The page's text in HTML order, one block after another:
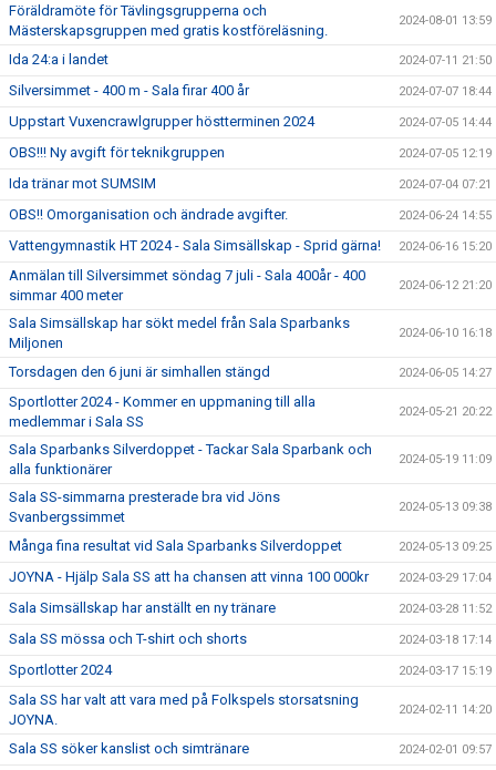
Föräldramöte för Tävlingsgrupperna och
Mästerskapsgruppen med gratis kostföreläsning.
2024-08-01 13:59
Ida 24:a i landet 2024-07-11 21:50
Silversimmet - 400 m - Sala firar 400 år 2024-07-07 18:44
Uppstart Vuxencrawlgrupper höstterminen 2024 2024-07-05 14:44
OBS!!! Ny avgift för teknikgruppen 2024-07-05 12:19
Ida tränar mot SUMSIM 2024-07-04 07:21
OBS!! Omorganisation och ändrade avgifter. 2024-06-24 14:55
Vattengymnastik HT 2024 - Sala Simsällskap - Sprid gärna! 2024-06-16 15:20
Anmälan till Silversimmet söndag 7 juli - Sala 400år - 400
simmar 400 meter
2024-06-12 21:20
Sala Simsällskap har sökt medel från Sala Sparbanks
Miljonen
2024-06-10 16:18
Torsdagen den 6 juni är simhallen stängd 2024-06-05 14:27
Sportlotter 2024 - Kommer en uppmaning till alla
medlemmar i Sala SS
2024-05-21 20:22
Sala Sparbanks Silverdoppet - Tackar Sala Sparbank och
alla funktionärer
2024-05-19 11:09
Sala SS-simmarna presterade bra vid Jöns
Svanbergssimmet
2024-05-13 09:38
Många fina resultat vid Sala Sparbanks Silverdoppet 2024-05-13 09:25
JOYNA - Hjälp Sala SS att ha chansen att vinna 100 000kr 2024-03-29 17:04
Sala Simsällskap har anställt en ny tränare 2024-03-28 11:52
Sala SS mössa och T-shirt och shorts 2024-03-18 17:14
Sportlotter 2024 2024-03-17 15:19
Sala SS har valt att vara med på Folkspels storsatsning
JOYNA.
2024-02-11 14:20
Sala SS söker kanslist och simtränare 2024-02-01 09:57